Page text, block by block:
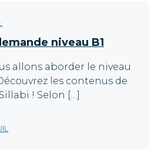
niveau B1
allons aborder le niveau
les contenus de
! Selon […]